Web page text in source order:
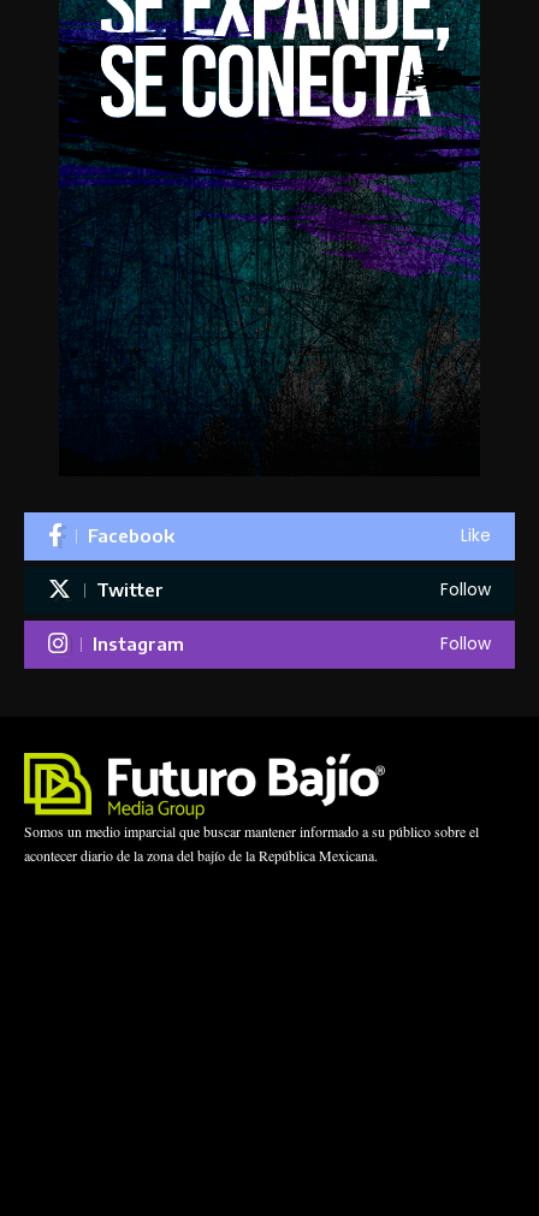
Facebook Like
Twitter Follow
Instagram Follow
Somos un medio imparcial que buscar mantener informado a su público sobre el
acontecer diario de la zona del bajío de la República Mexicana.